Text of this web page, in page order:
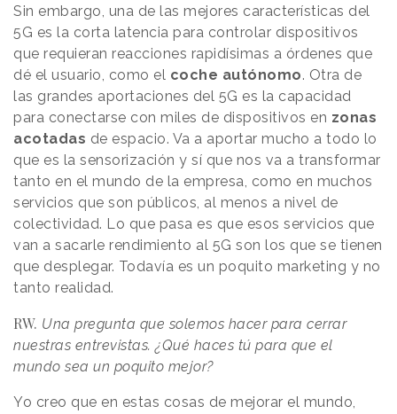
Sin embargo, una de las mejores características del
5G es la corta latencia para controlar dispositivos
que requieran reacciones rapidísimas a órdenes que
dé el usuario, como el coche autónomo. Otra de
las grandes aportaciones del 5G es la capacidad
para conectarse con miles de dispositivos en zonas
acotadas de espacio. Va a aportar mucho a todo lo
que es la sensorización y sí que nos va a transformar
tanto en el mundo de la empresa, como en muchos
servicios que son públicos, al menos a nivel de
colectividad. Lo que pasa es que esos servicios que
van a sacarle rendimiento al 5G son los que se tienen
que desplegar. Todavía es un poquito marketing y no
tanto realidad.
RW. Una pregunta que solemos hacer para cerrar
nuestras entrevistas. ¿Qué haces tú para que el
mundo sea un poquito mejor?
Yo creo que en estas cosas de mejorar el mundo,